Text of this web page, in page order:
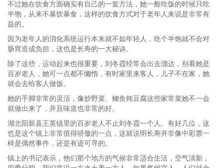
不过她在饮食方面确实有自己的一套方法，她一般吃饭的时候只吃
半饱，从来不暴饮暴食，这样的饮食方式对于老年人来说是非常有
益的。
因为老年人的消化系统运行本来就不如年轻人，吃个半饱就不会对
肠胃造成负担，这也是长寿的一大秘诀。
除了这些，运动起来也很重要，刘冬霞经常会出去溜达，别看她是
百岁老人，她可一点都不懒惰，有时家里来客人，儿子不在家，她
就会去给客人做饭。
她的手脚非常的灵活，像炒野菜、鲫鱼炖豆腐这些家常菜她不一会
就做出来了，并且味道也非常的好。
湖北阳新县王英镇里的百岁老人不止刘冬霞一个人。有好几位，这
也是这个镇上非常值得骄傲的一点，这就说明长寿并非像中彩票一
样是偶然事件，还是有迹可寻的。
镇上的书记表示，他们那个地方的气候非常适合生活，空气清新，